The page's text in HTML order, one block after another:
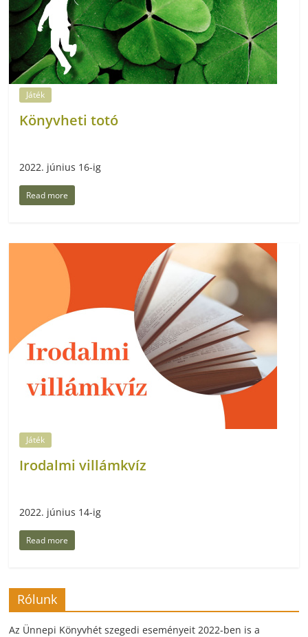
Játék
Könyvheti totó
2022. június 16-ig
Read more
Játék
Irodalmi villámkvíz
2022. június 14-ig
Read more
Rólunk
Az Ünnepi Könyvhét szegedi eseményeit 2022-ben is a